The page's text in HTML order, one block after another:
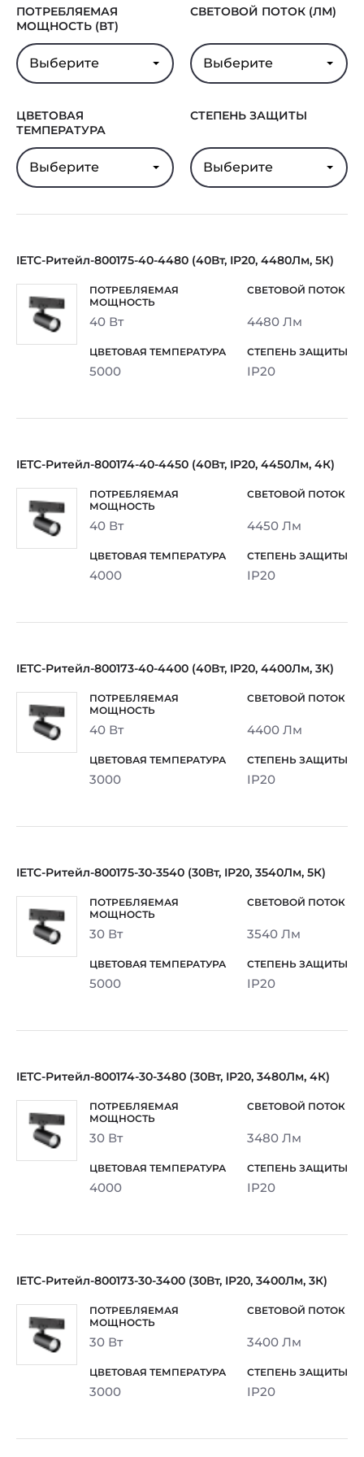
Гарантия
ПОТРЕБЛЯЕМАЯ
МОЩНОСТЬ (ВТ)
Выберите
СВЕТОВОЙ ПОТОК (ЛМ)
Выберите
ЦВЕТОВАЯ
ТЕМПЕРАТУРА
Выберите
СТЕПЕНЬ ЗАЩИТЫ
Выберите
IETC-Ритейл-800175-40-4480 (40Вт, IP20, 4480Лм, 5К)
40 Вт 4480 Лм
5000 IP20
IETC-Ритейл-800174-40-4450 (40Вт, IP20, 4450Лм, 4К)
40 Вт 4450 Лм
4000 IP20
IETC-Ритейл-800173-40-4400 (40Вт, IP20, 4400Лм, 3К)
40 Вт 4400 Лм
3000 IP20
IETC-Ритейл-800175-30-3540 (30Вт, IP20, 3540Лм, 5К)
30 Вт 3540 Лм
5000 IP20
IETC-Ритейл-800174-30-3480 (30Вт, IP20, 3480Лм, 4К)
30 Вт 3480 Лм
4000 IP20
IETC-Ритейл-800173-30-3400 (30Вт, IP20, 3400Лм, 3К)
30 Вт 3400 Лм
3000 IP20